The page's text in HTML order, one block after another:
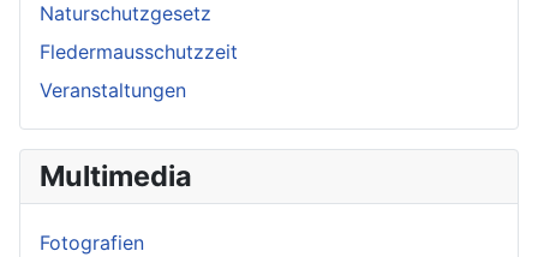
Naturschutzgesetz
Fledermausschutzzeit
Veranstaltungen
Multimedia
Fotografien